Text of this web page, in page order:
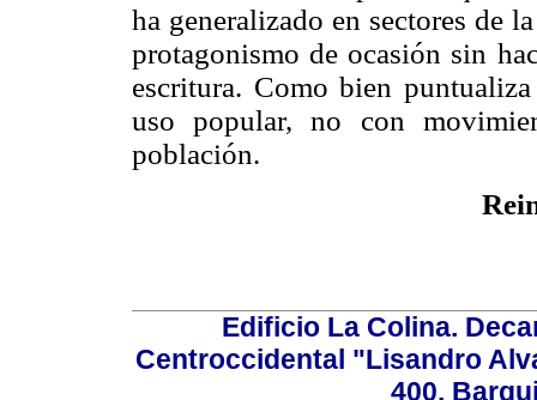
ha generalizado en sectores de
protagonismo de ocasión sin
escritura. Como bien
uso popular, no con
población.
Edificio La Colina.
Centroccidental "Lisandro
400.